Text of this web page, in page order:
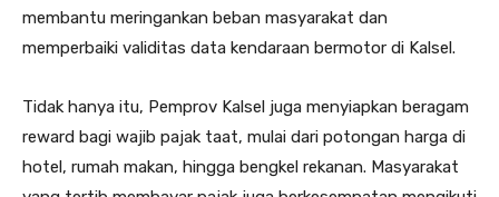
membantu meringankan beban masyarakat dan
memperbaiki validitas data kendaraan bermotor di Kalsel.
Tidak hanya itu, Pemprov Kalsel juga menyiapkan beragam
reward bagi wajib pajak taat, mulai dari potongan harga di
hotel, rumah makan, hingga bengkel rekanan. Masyarakat